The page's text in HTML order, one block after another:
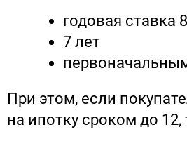
годовая ставка
7 лет
При этом, если
на ипотку сроком до